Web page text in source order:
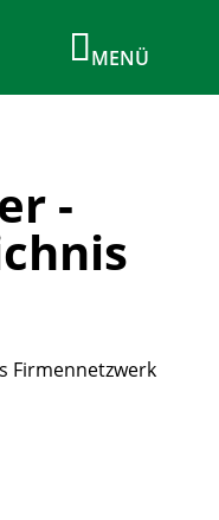
-
Firmennetzwerk